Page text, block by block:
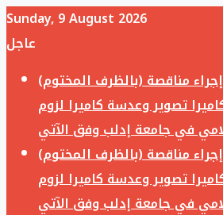
Sunday, 9 August 2026
عاجل
مناقصة (بالظرف المختوم)
تصوير وعدسة كاميرا لزوم
مناقصة (بالظرف المختوم)
تصوير وعدسة كاميرا لزوم